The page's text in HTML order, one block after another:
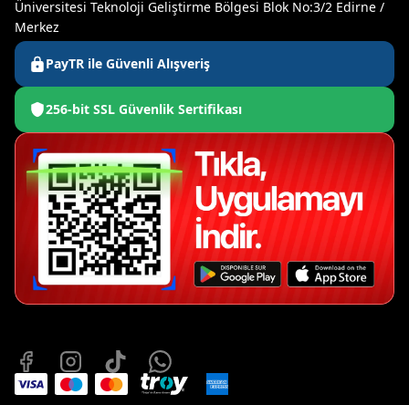
Üniversitesi Teknoloji Geliştirme Bölgesi Blok No:3/2 Edirne /
Merkez
PayTR ile Güvenli Alışveriş
256-bit SSL Güvenlik Sertifikası